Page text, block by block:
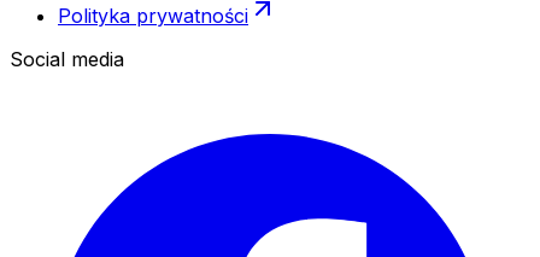
Polityka prywatności
Social media